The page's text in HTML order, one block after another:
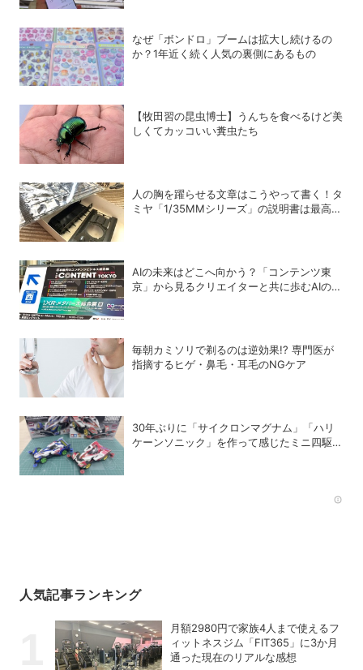
なぜ「ボンドロ」ブームは拡大し続けるの
か？1年近く続く人気の裏側にあるもの
【牧田習の昆虫博士】うんちを食べるけど美
しくてカッコいい糞虫たち
人の胸を躍らせる文章はこうやって書く！タ
ミヤ「1/35MMシリーズ」の説明書は最高の
AIの未来はどこへ向かう？「コンテンツ東
京」から見るクリエイターと共に歩むAIの可
毎朝カミソリで剃るのは逆効果!? 専門医が
指摘するヒゲ・鼻毛・耳毛のNGケア
30年ぶりに「サイクロンマグナム」「ハリ
ケーンソニック」を作って感じたミニ四駆の
人気記事ランキング
月額2980円で家族4人まで使えるフ
ィットネスジム「FIT365」に3か月
通った現在のリアルな感想